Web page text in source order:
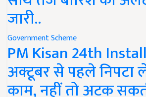
जारी..
Government Scheme
PM Kisan 24th
अक्टूबर से पहले निपटा
काम, नहीं तो अटक